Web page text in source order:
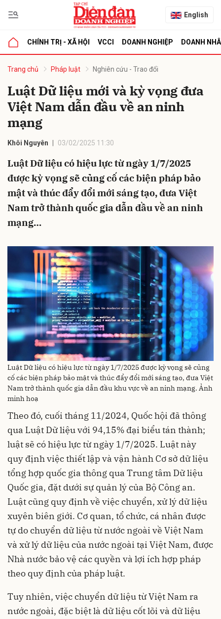
English
CHÍNH TRỊ - XÃ HỘI VCCI DOANH NGHIỆP DOANH
Trang chủ Pháp luật Nghiên cứu - Trao đổi
Luật Dữ liệu mới và kỳ vọng đưa
Việt Nam dẫn đầu về an ninh
mạng
Khôi Nguyên 03/02/2025 11:30
Luật Dữ liệu có hiệu lực từ ngày 1/7/2025
được kỳ vọng sẽ củng cố các biện pháp bảo
mật và thúc đẩy đổi mới sáng tạo, đưa Việt
Nam trở thành quốc gia dẫn đầu về an ninh
mạng…
Luật Dữ liệu có hiệu lực từ ngày 1/7/2025 được kỳ vọng sẽ củng
cố các biện pháp bảo mật và thúc đẩy đổi mới sáng tạo, đưa Việt
Nam trở thành quốc gia dẫn đầu khu vực về an ninh mạng. Ảnh
minh hoạ
Theo đó, cuối tháng 11/2024, Quốc hội đã thông
qua Luật Dữ liệu với 94,15% đại biểu tán thành;
luật sẽ có hiệu lực từ ngày 1/7/2025. Luật này
quy định việc thiết lập và vận hành Cơ sở dữ liệu
tổng hợp quốc gia thông qua Trung tâm Dữ liệu
Quốc gia, đặt dưới sự quản lý của Bộ Công an.
Luật cũng quy định về việc chuyển, xử lý dữ liệu
xuyên biên giới. Cơ quan, tổ chức, cá nhân được
tự do chuyển dữ liệu từ nước ngoài về Việt Nam
và xử lý dữ liệu của nước ngoài tại Việt Nam, được
Nhà nước bảo vệ các quyền và lợi ích hợp pháp
theo quy định của pháp luật.
Tuy nhiên, việc chuyển dữ liệu từ Việt Nam ra
nước ngoài, đặc biệt là dữ liệu cốt lõi và dữ liệu
luận
Hủy